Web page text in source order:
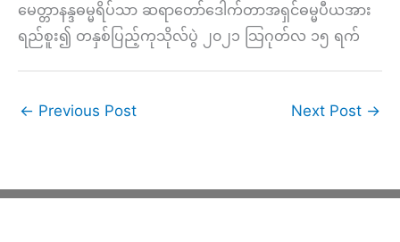
မေတ္တာနန္ဒဓမ္မရိပ်သာ ဆရာတော်ဒေါက်တာအရှင်ဓမ္မပီယအား
ရည်စူး၍ တနှစ်ပြည့်ကုသိုလ်ပွဲ ၂၀၂၁ သြဂုတ်လ ၁၅ ရက်
← Previous Post Next Post →